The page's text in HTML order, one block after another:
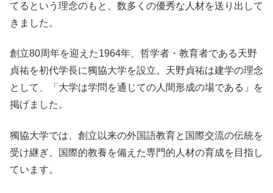
てるという理念のもと、数多くの優秀な人材を送り出して
きました。
創立80周年を迎えた1964年、哲学者・教育者である天野
貞祐を初代学長に獨協大学を設立。天野貞祐は建学の理念
として、「大学は学問を通じての人間形成の場である」を
掲げました。
獨協大学では、創立以来の外国語教育と国際交流の伝統を
受け継ぎ、国際的教養を備えた専門的人材の育成を目指し
ています。